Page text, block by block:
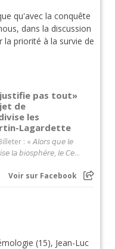
qu'avec la conquête
dans la discussion
la priorité à la survie de
pas tout»
de
les
Lagardette
: « 𝘈𝘭𝘰𝘳𝘴 𝘲𝘶𝘦 𝘭𝘦
𝘭𝘢 𝘣𝘪𝘰𝘴𝘱𝘩𝘦̀𝘳𝘦, 𝘭𝘦 𝘊𝘦...
Voir sur Facebook
(15), Jean-Luc